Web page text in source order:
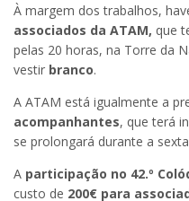
À margem dos trabalhos,
associados da ATAM, que
pelas 20 horas, na Torre da
vestir branco.
A ATAM está igualmente a
acompanhantes, que terá
se prolongará durante a
A participação no 42.º
custo de 200€ para